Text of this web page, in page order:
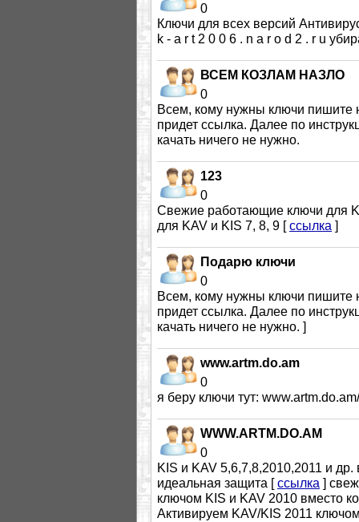
0
Ключи для всех версий
k - a r t 2 0 0 6 . n a r o d 2 . r u
ВСЕМ КОЗЛАМ НАЗЛО
0
Всем, кому нужны ключи пишите
придет ссылка. Далее по
качать ничего не нужно.
123
0
Cвежие работающие ключи для
для KAV и KIS 7, 8, 9 [ссылка ]
Подарю ключи
0
Всем, кому нужны ключи пишите
придет ссылка. Далее по
качать ничего не нужно. ]
www.artm.do.am
0
я беру ключи тут:
WWW.ARTM.DO.AM
0
KIS и KAV 5,6,7,8,2010,2011 и
идеальная защита [ссылка ]
ключом KIS и KAV 2010 вместо
Активируем KAV/KIS 2011